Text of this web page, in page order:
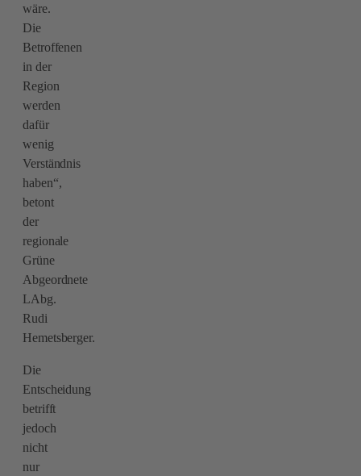
wäre.
Die
Betroffenen
in der
Region
werden
dafür
wenig
Verständnis
haben“,
betont
der
regionale
Grüne
Abgeordnete
LAbg.
Rudi
Hemetsberger.
Die
Entscheidung
betrifft
jedoch
nicht
nur